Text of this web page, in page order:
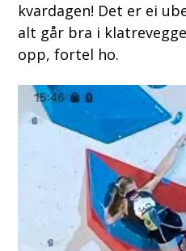
kvardagen! Det er ei
alt går bra i
opp, fortel ho.